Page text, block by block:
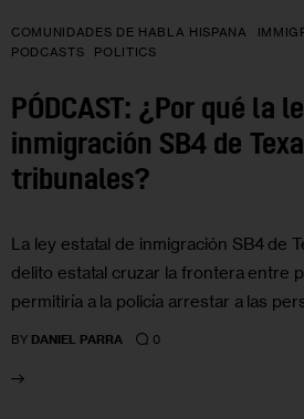
COMUNIDADES DE HABLA HISPANA
PODCASTS
POLITICS
PÓDCAST: ¿Por qué la
inmigración SB4 de
tribunales?
La ley estatal de inmigración SB4 de
delito estatal cruzar la frontera entre
permitiría a la policía arrestar a las
BY DANIEL PARRA 0